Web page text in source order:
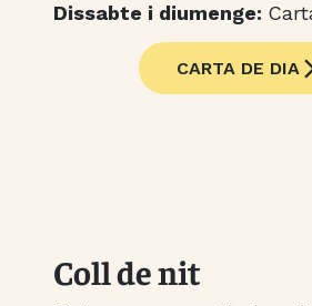
Dissabte i diumenge:
Coll de nit